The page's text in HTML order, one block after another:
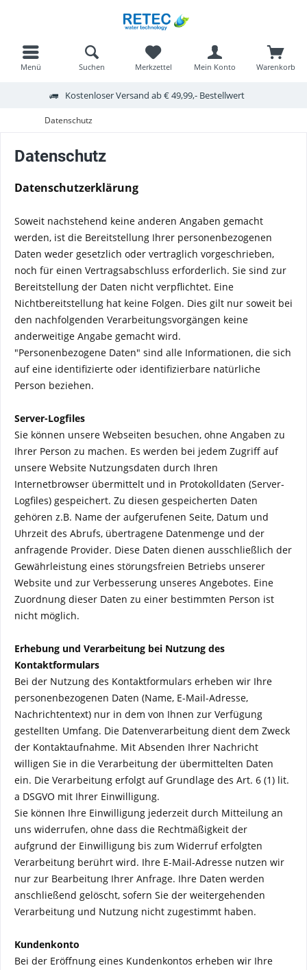
Kostenloser Versand ab € 49,99,- Bestellwert
Menü Warenkorb
Merkzettel Mein Konto
Suchen
Datenschutz
Datenschutz
Datenschutzerklärung
Soweit nachstehend keine anderen Angaben gemacht
werden, ist die Bereitstellung Ihrer personenbezogenen
Daten weder gesetzlich oder vertraglich vorgeschrieben,
noch für einen Vertragsabschluss erforderlich. Sie sind zur
Bereitstellung der Daten nicht verpflichtet. Eine
Nichtbereitstellung hat keine Folgen. Dies gilt nur soweit bei
den nachfolgenden Verarbeitungsvorgängen keine
anderweitige Angabe gemacht wird.
"Personenbezogene Daten" sind alle Informationen, die sich
auf eine identifizierte oder identifizierbare natürliche
Person beziehen.
Server-Logfiles
Sie können unsere Webseiten besuchen, ohne Angaben zu
Ihrer Person zu machen. Es werden bei jedem Zugriff auf
unsere Website Nutzungsdaten durch Ihren
Internetbrowser übermittelt und in Protokolldaten (Server-
Logfiles) gespeichert. Zu diesen gespeicherten Daten
gehören z.B. Name der aufgerufenen Seite, Datum und
Uhrzeit des Abrufs, übertragene Datenmenge und der
anfragende Provider. Diese Daten dienen ausschließlich der
Gewährleistung eines störungsfreien Betriebs unserer
Website und zur Verbesserung unseres Angebotes. Eine
Zuordnung dieser Daten zu einer bestimmten Person ist
nicht möglich.
Erhebung und Verarbeitung bei Nutzung des
Kontaktformulars
Bei der Nutzung des Kontaktformulars erheben wir Ihre
personenbezogenen Daten (Name, E-Mail-Adresse,
Nachrichtentext) nur in dem von Ihnen zur Verfügung
gestellten Umfang. Die Datenverarbeitung dient dem Zweck
der Kontaktaufnahme. Mit Absenden Ihrer Nachricht
willigen Sie in die Verarbeitung der übermittelten Daten
ein. Die Verarbeitung erfolgt auf Grundlage des Art. 6 (1) lit.
a DSGVO mit Ihrer Einwilligung.
Sie können Ihre Einwilligung jederzeit durch Mitteilung an
uns widerrufen, ohne dass die Rechtmäßigkeit der
aufgrund der Einwilligung bis zum Widerruf erfolgten
Verarbeitung berührt wird. Ihre E-Mail-Adresse nutzen wir
nur zur Bearbeitung Ihrer Anfrage. Ihre Daten werden
anschließend gelöscht, sofern Sie der weitergehenden
Verarbeitung und Nutzung nicht zugestimmt haben.
Kundenkonto
Bei der Eröffnung eines Kundenkontos erheben wir Ihre